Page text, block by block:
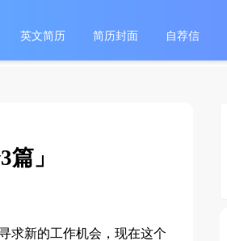
英文简历 简历封面 自荐信
」
求新的工作机会，现在这个